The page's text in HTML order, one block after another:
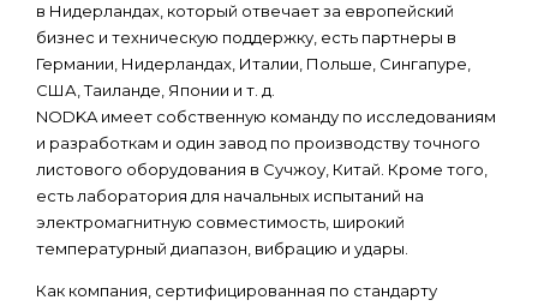
в Нидерландах, который отвечает за европейский
бизнес и техническую поддержку, есть партнеры в
Германии, Нидерландах, Италии, Польше, Сингапуре,
США, Таиланде, Японии и т. д.
NODKA имеет собственную команду по исследованиям
и разработкам и один завод по производству точного
листового оборудования в Сучжоу, Китай. Кроме того,
есть лаборатория для начальных испытаний на
электромагнитную совместимость, широкий
температурный диапазон, вибрацию и удары.
Как компания, сертифицированная по стандарту